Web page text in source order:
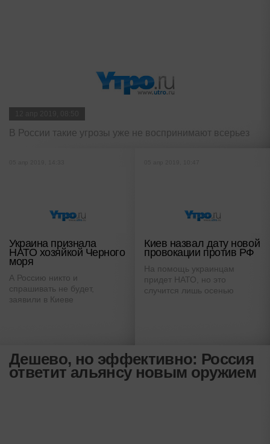
В России такие угрозы уже не воспринимают всерьез
Украина признала
НАТО хозяйкой Черного
моря
А Россию никто и
спрашивать не будет,
заявили в Киеве
Киев назвал дату новой
провокации против РФ
На помощь украинцам
придет НАТО, но это
случится лишь осенью
Дешево, но эффективно: Россия
ответит альянсу новым оружием